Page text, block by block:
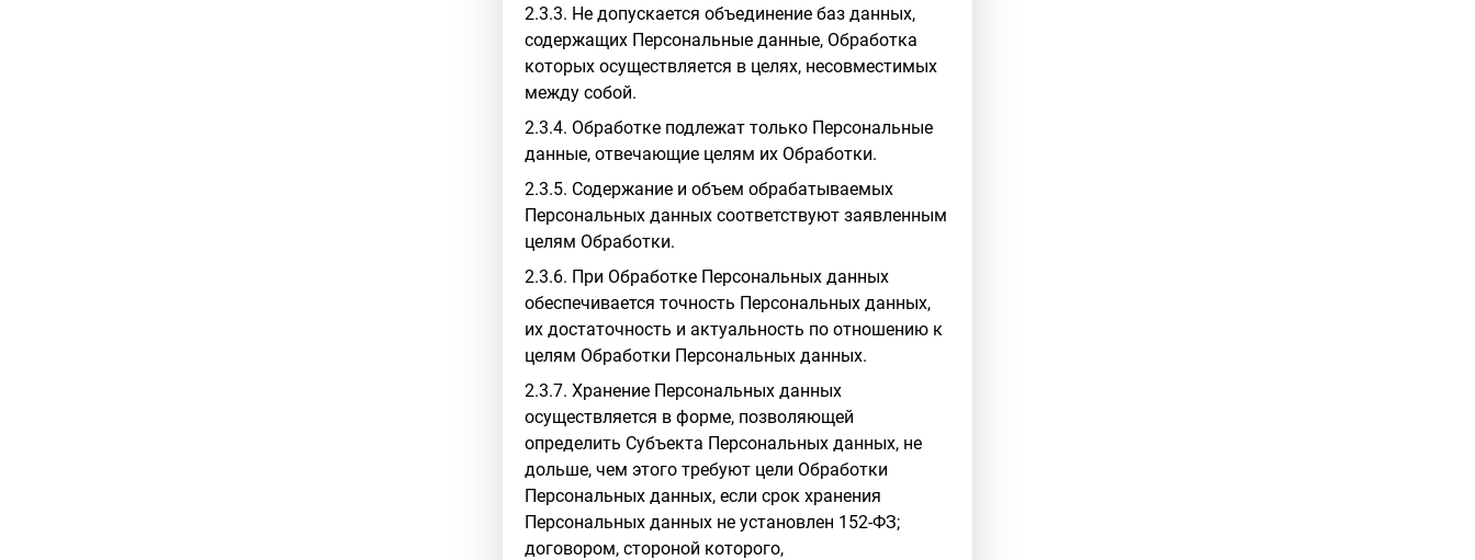
2.3.3. Не допускается объединение баз данных,
содержащих Персональные данные, Обработка
которых осуществляется в целях, несовместимых
между собой.
2.3.4. Обработке подлежат только Персональные
данные, отвечающие целям их Обработки.
2.3.5. Содержание и объем обрабатываемых
Персональных данных соответствуют заявленным
целям Обработки.
2.3.6. При Обработке Персональных данных
обеспечивается точность Персональных данных,
их достаточность и актуальность по отношению к
целям Обработки Персональных данных.
2.3.7. Хранение Персональных данных
осуществляется в форме, позволяющей
определить Субъекта Персональных данных, не
дольше, чем этого требуют цели Обработки
Персональных данных, если срок хранения
Персональных данных не установлен 152-ФЗ;
договором, стороной которого,